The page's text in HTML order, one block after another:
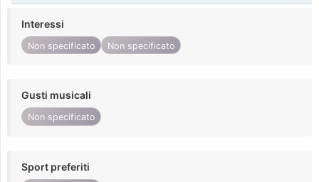
Interessi
Non specificato Non specificato
Gusti musicali
Non specificato
Sport preferiti